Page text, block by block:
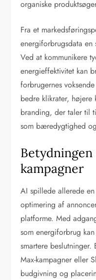
organiske
Fra et
energiforbrugsdata
Ved at kommunikere
energieffektivitet kan
forbrugernes
bedre klikrater,
branding, der taler til
som bæredygtighed
kampagner
AI spillede allerede
optimering af
platforme. Med
som energiforbrug
smartere beslutninger.
Max-kampagner eller
budgivning og